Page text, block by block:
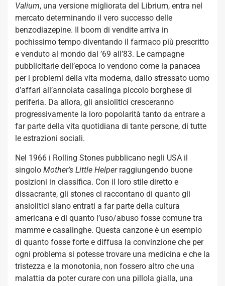
Valium, una versione migliorata del Librium, entra nel
mercato determinando il vero successo delle
benzodiazepine. Il boom di vendite arriva in
pochissimo tempo diventando il farmaco più prescritto
e venduto al mondo dal ’69 all’83. Le campagne
pubblicitarie dell’epoca lo vendono come la panacea
per i problemi della vita moderna, dallo stressato uomo
d’affari all’annoiata casalinga piccolo borghese di
periferia. Da allora, gli ansiolitici cresceranno
progressivamente la loro popolarità tanto da entrare a
far parte della vita quotidiana di tante persone, di tutte
le estrazioni sociali.
Nel 1966 i Rolling Stones pubblicano negli USA il
singolo Mother’s Little Helperraggiungendo buone
posizioni in classifica. Con il loro stile diretto e
dissacrante, gli stones ci raccontano di quanto gli
ansiolitici siano entrati a far parte della cultura
americana e di quanto l’uso/abuso fosse comune tra
mamme e casalinghe. Questa canzone è un esempio
di quanto fosse forte e diffusa la convinzione che per
ogni problema si potesse trovare una medicina e che la
tristezza e la monotonia, non fossero altro che una
malattia da poter curare con una pillola gialla, una